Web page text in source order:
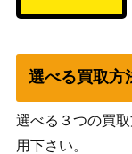
選べる買取方
選べる３つの買
用下さい。